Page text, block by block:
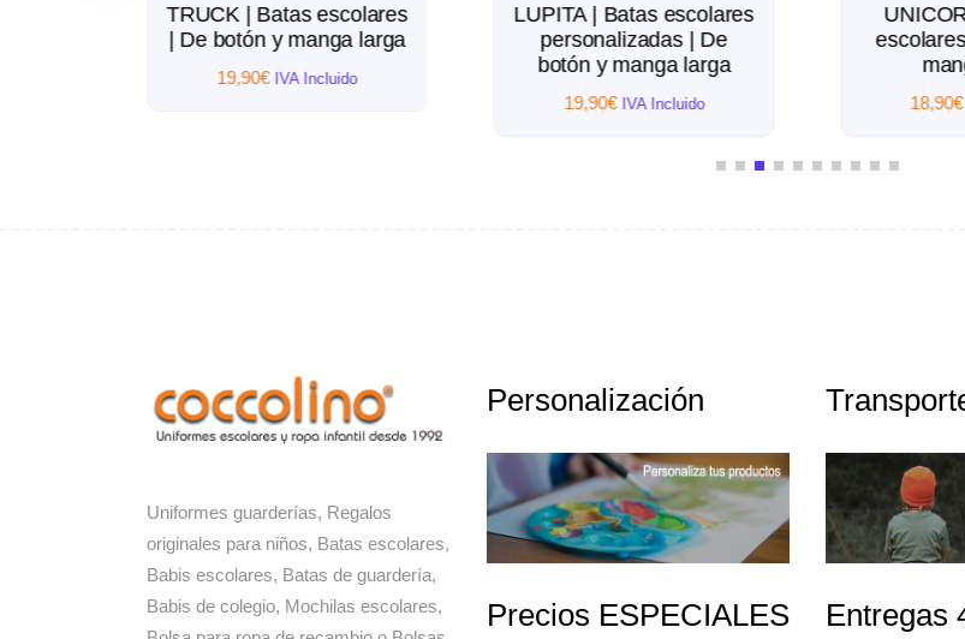
| Batas escolares
botón y manga larga
LUPITA | Batas escolares
personalizadas | De
UNICORNIO | Batas
escolares | De botón y
manga larga
Uniformes guarderías, Regalos
originales para niños, Batas escolares,
Babis escolares, Batas de guardería,
Babis de colegio, Mochilas escolares,
Personalización
Precios ESPECIALES Entregas